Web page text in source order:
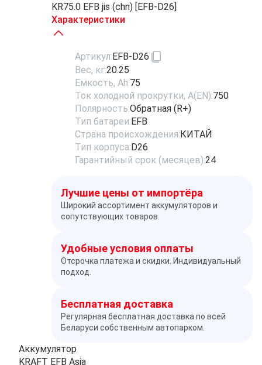
KR75.0 EFB jis (chn) [EFB-D26]
Характеристики
Артикул:EFB-D26
Вес, кг:20.25
Емкость, Ah:75
Ток холодной прокрутки, A(EN):750
Полярность:Обратная (R+)
Тип батареи:EFB
Страна происхождения:КИТАЙ
Тип корпуса:D26
Гарантийный срок (месяцев):24
Лучшие цены от импортёра
Широкий ассортимент аккумуляторов и
сопутствующих товаров.
Удобные условия оплаты
Отсрочка платежа и скидки. Индивидуальный
подход.
Бесплатная доставка
Регулярная бесплатная доставка по всей
Беларуси собственным автопарком.
Аккумулятор
KRAFT EFB Asia